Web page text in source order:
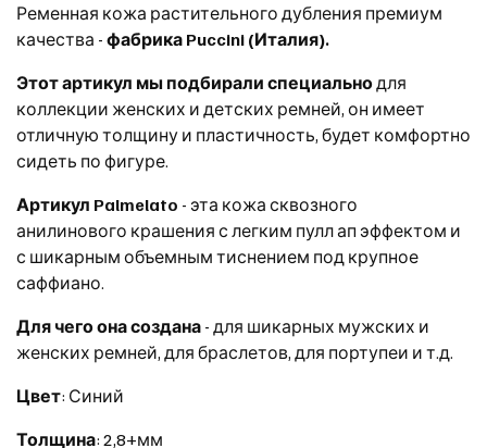
Ременная кожа растительного дубления премиум
качества - фабрика Puccini (Италия).
Этот артикул мы подбирали специальнодля
коллекции женских и детских ремней, он имеет
отличную толщину и пластичность, будет комфортно
сидеть по фигуре.
Артикул Palmelato - эта кожа сквозного
анилинового крашения с легким пулл ап эффектом и
с шикарным объемным тиснением под крупное
саффиано.
Для чего она создана - для шикарных мужских и
женских ремней, для браслетов, для портупеи и т.д.
Цвет: Синий
Толщина: 2,8+мм